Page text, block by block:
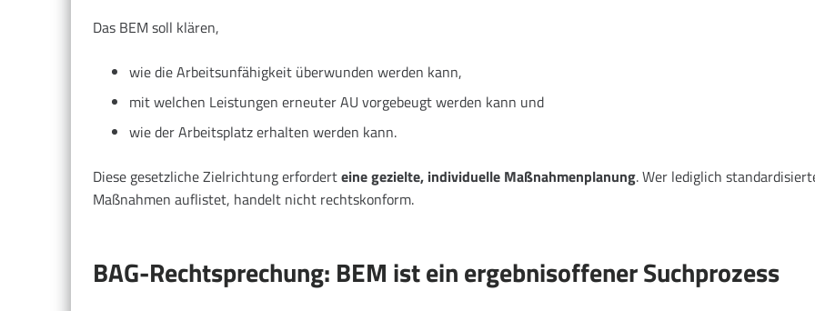
Das BEM soll klären,
wie die Arbeitsunfähigkeit überwunden werden kann,
mit welchen Leistungen erneuter AU vorgebeugt werden kann und
wie der Arbeitsplatz erhalten werden kann.
Diese gesetzliche Zielrichtung erforderteine gezielte, individuelle Maßnahmenplanung. Wer lediglich
Maßnahmen auflistet, handelt nicht rechtskonform.
BAG-Rechtsprechung: BEM ist ein ergebnisoffener Suchprozess